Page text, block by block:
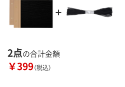
2点の合計金額
￥399（税込）